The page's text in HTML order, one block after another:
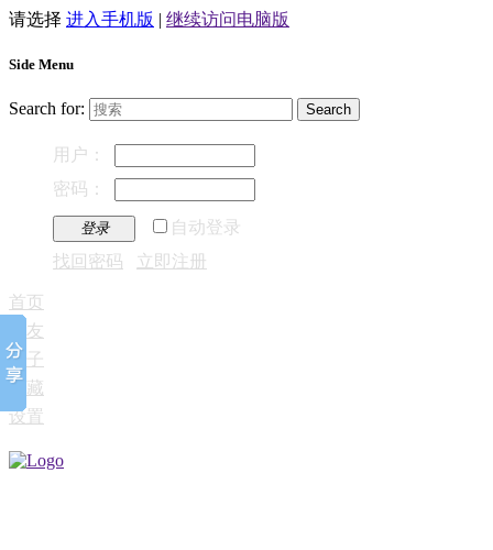
请选择 进入手机版 | 继续访问电脑版
Side Menu
Search for:
用户：
密码：
登录
自动登录
找回密码
立即注册
首页
好友
帖子
收藏
设置